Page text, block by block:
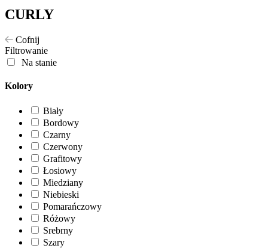
CURLY
Cofnij
Filtrowanie
Na stanie
Kolory
Biały
Bordowy
Czarny
Czerwony
Grafitowy
Łosiowy
Miedziany
Niebieski
Pomarańczowy
Różowy
Srebrny
Szary